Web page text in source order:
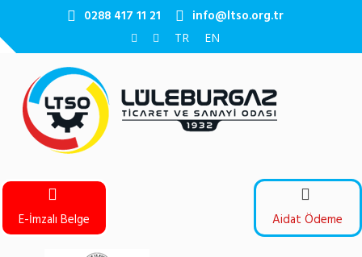
0288 417 11 21 info@ltso.org.tr
TR EN
Aidat Ödeme
E-İmzalı Belge